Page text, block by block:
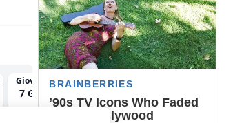
Giovedì 13
7 Giorni
Venerdì 14